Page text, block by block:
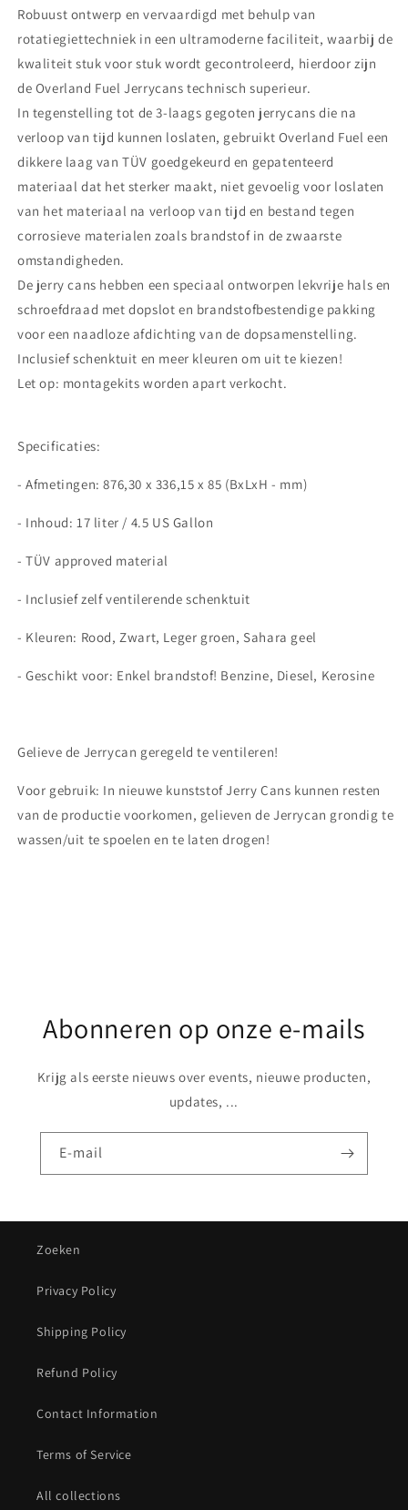
Robuust ontwerp en vervaardigd met behulp van
rotatiegiettechniek in een ultramoderne faciliteit, waarbij de
kwaliteit stuk voor stuk wordt gecontroleerd, hierdoor zijn
de Overland Fuel Jerrycans technisch superieur.
In tegenstelling tot de 3-laags gegoten jerrycans die na
verloop van tijd kunnen loslaten, gebruikt Overland Fuel een
dikkere laag van TÜV goedgekeurd en gepatenteerd
materiaal dat het sterker maakt, niet gevoelig voor loslaten
van het materiaal na verloop van tijd en bestand tegen
corrosieve materialen zoals brandstof in de zwaarste
omstandigheden.
De jerry cans hebben een speciaal ontworpen lekvrije hals en
schroefdraad met dopslot en brandstofbestendige pakking
voor een naadloze afdichting van de dopsamenstelling.
Inclusief schenktuit en meer kleuren om uit te kiezen!
Let op: montagekits worden apart verkocht.
Specificaties:
- Afmetingen: 876,30 x 336,15 x 85 (BxLxH - mm)
- Inhoud: 17 liter / 4.5 US Gallon
- TÜV approved material
- Inclusief zelf ventilerende schenktuit
- Kleuren: Rood, Zwart, Leger groen, Sahara geel
- Geschikt voor: Enkel brandstof! Benzine, Diesel, Kerosine
Gelieve de Jerrycan geregeld te ventileren!
Voor gebruik: In nieuwe kunststof Jerry Cans kunnen resten
van de productie voorkomen, gelieven de Jerrycan grondig te
wassen/uit te spoelen en te laten drogen!
Abonneren op onze e-mails
Krijg als eerste nieuws over events, nieuwe producten,
updates, ...
E‑mail
Zoeken
Privacy Policy
Shipping Policy
Refund Policy
Contact Information
Terms of Service
All collections